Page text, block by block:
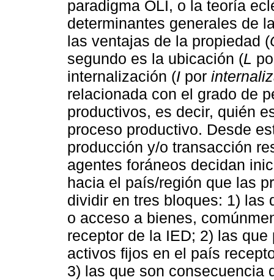
paradigma OLI, o la teoría
determinantes generales de
las ventajas de la propiedad (
segundo es la ubicación (L
internalización (I por
relacionada con el grado de
productivos, es decir, quién
proceso productivo. Desde
producción y/o transacción
agentes foráneos decidan
hacia el país/región que las
dividir en tres bloques: 1) las
o acceso a bienes,
receptor de la IED; 2) las
activos fijos en el país
3) las que son consecuencia